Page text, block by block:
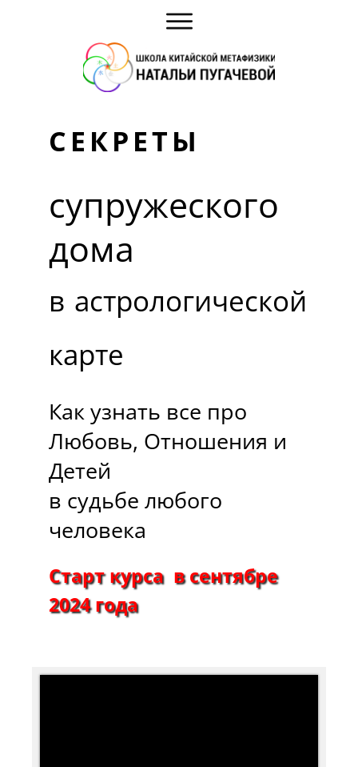
СЕКРЕТЫ
супружеского
дома
в астрологической
карте
Как узнать все про
Любовь, Отношения и
Детей
в судьбе любого
человека
Старт курса в сентябре
2024 года